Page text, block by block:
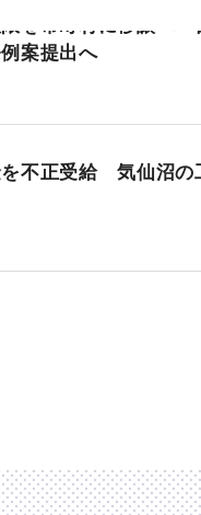
限を市町村に移譲へ
案提出へ
を不正受給 気仙沼